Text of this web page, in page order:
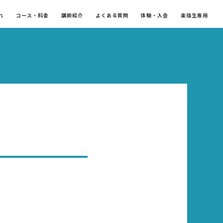
コース・料金 講師紹介 よくある質問 体験・入会 楽珠生専用